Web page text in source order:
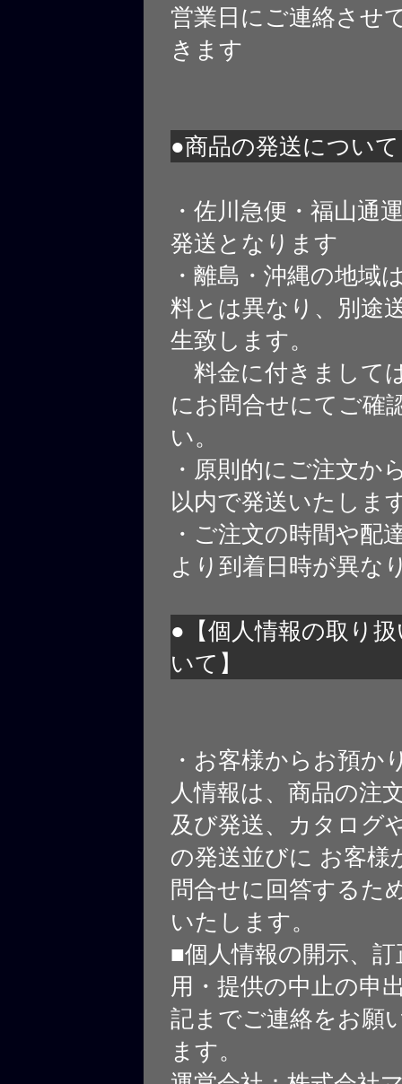
営業日にご連絡させ
きます
●商品の発送について
・佐川急便・福山通
発送となります
・離島・沖縄の地域
料とは異なり、別途
生致します。
料金に付きまして
にお問合せにてご確
い。
・原則的にご注文か
以内で発送いたしま
・ご注文の時間や配
より到着日時が異な
●【個人情報の取り
いて】
・お客様からお預か
人情報は、商品の注
及び発送、カタログ
の発送並びに お客様
問合せに回答するた
いたします。
■個人情報の開示、
用・提供の中止の申
記までご連絡をお願
ます。